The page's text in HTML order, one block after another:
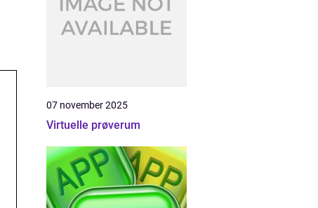
07 november 2025
Virtuelle prøverum